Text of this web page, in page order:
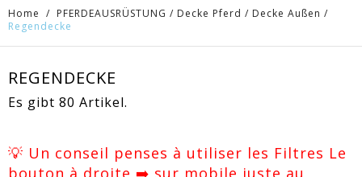
Home / PFERDEAUSRÜSTUNG / Decke Pferd / Decke Außen /
Regendecke
REGENDECKE
Es gibt 80 Artikel.
💡 Un conseil penses à utiliser les Filtres Le
bouton à droite ➡️ sur mobile juste au